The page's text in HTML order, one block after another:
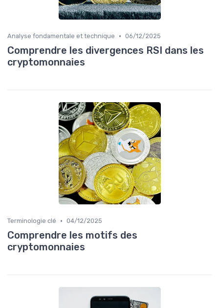
Analyse fondamentale et technique • 06/12/2025
Comprendre les divergences RSI dans les
cryptomonnaies
Terminologie clé • 04/12/2025
Comprendre les motifs des
cryptomonnaies